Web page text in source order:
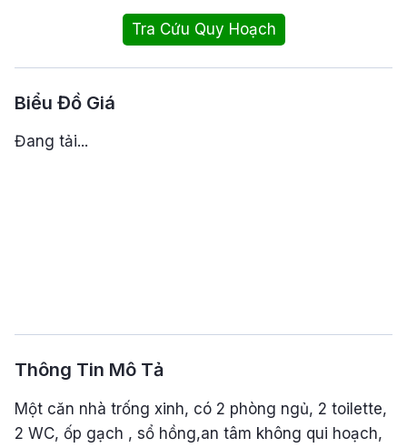
Tra Cứu Quy Hoạch
Biểu Đồ Giá
Đang tải...
Thông Tin Mô Tả
Một căn nhà trống xinh, có 2 phòng ngủ, 2 toilette,
2 WC, ốp gạch , sổ hồng,an tâm không qui hoạch,